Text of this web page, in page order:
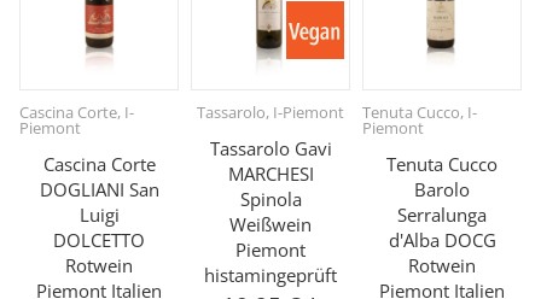
Cascina Corte, I-
Piemont
Cascina Corte
DOGLIANI San
Luigi
DOLCETTO
Rotwein
Piemont Italien
Tassarolo, I-Piemont
Tassarolo Gavi
MARCHESI
Spinola
Weißwein
Piemont
histamingeprüft
Tenuta Cucco, I-
Piemont
Tenuta Cucco
Barolo
Serralunga
d'Alba DOCG
Rotwein
Piemont Italien